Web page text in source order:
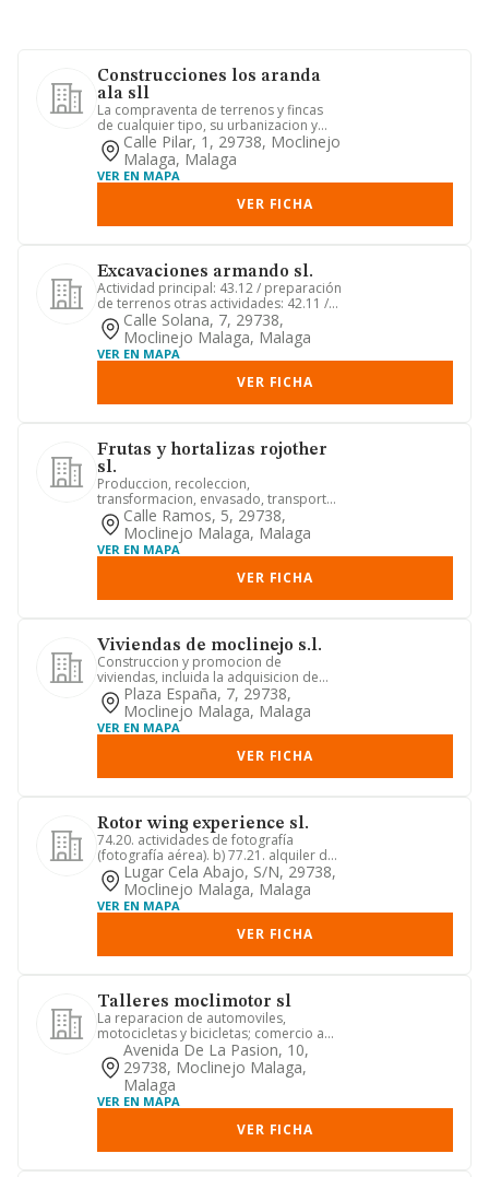
Construcciones los aranda
ala sll
La compraventa de terrenos y fincas
de cualquier tipo, su urbanizacion y
parcelacion; la construcci...
Calle Pilar, 1, 29738, Moclinejo
Malaga, Malaga
VER EN MAPA
VER FICHA
Excavaciones armando sl.
Actividad principal: 43.12 / preparación
de terrenos otras actividades: 42.11 /
construcción de car...
Calle Solana, 7, 29738,
Moclinejo Malaga, Malaga
VER EN MAPA
VER FICHA
Frutas y hortalizas rojother
sl.
Produccion, recoleccion,
transformacion, envasado, transporte
y comercializacion de todo tipo de fr...
Calle Ramos, 5, 29738,
Moclinejo Malaga, Malaga
VER EN MAPA
VER FICHA
Viviendas de moclinejo s.l.
Construccion y promocion de
viviendas, incluida la adquisicion de
terrenos, asi como la venta de vi...
Plaza España, 7, 29738,
Moclinejo Malaga, Malaga
VER EN MAPA
VER FICHA
Rotor wing experience sl.
74.20. actividades de fotografía
(fotografía aérea). b) 77.21. alquiler de
artículos de ocio y depo...
Lugar Cela Abajo, S/n, 29738,
Moclinejo Malaga, Malaga
VER EN MAPA
VER FICHA
Talleres moclimotor sl
La reparacion de automoviles,
motocicletas y bicicletas; comercio a
por menor de vehiculos terrestr...
Avenida De La Pasion, 10,
29738, Moclinejo Malaga,
Malaga
VER EN MAPA
VER FICHA